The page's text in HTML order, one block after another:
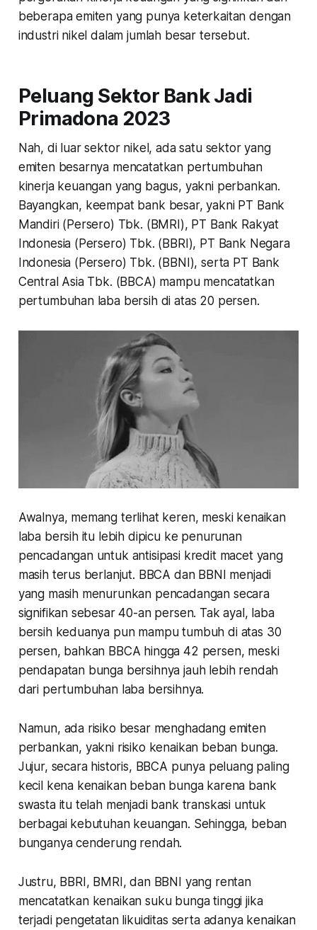
beberapa emiten yang punya keterkaitan dengan
industri nikel dalam jumlah besar tersebut.
Peluang Sektor Bank Jadi
Primadona 2023
Nah, di luar sektor nikel, ada satu sektor yang
emiten besarnya mencatatkan pertumbuhan
kinerja keuangan yang bagus, yakni perbankan.
Bayangkan, keempat bank besar, yakni PT Bank
Mandiri (Persero) Tbk. (BMRI), PT Bank Rakyat
Indonesia (Persero) Tbk. (BBRI), PT Bank Negara
Indonesia (Persero) Tbk. (BBNI), serta PT Bank
Central Asia Tbk. (BBCA) mampu mencatatkan
pertumbuhan laba bersih di atas 20 persen.
Awalnya, memang terlihat keren, meski kenaikan
laba bersih itu lebih dipicu ke penurunan
pencadangan untuk antisipasi kredit macet yang
masih terus berlanjut. BBCA dan BBNI menjadi
yang masih menurunkan pencadangan secara
signifikan sebesar 40-an persen. Tak ayal, laba
bersih keduanya pun mampu tumbuh di atas 30
persen, bahkan BBCA hingga 42 persen, meski
pendapatan bunga bersihnya jauh lebih rendah
dari pertumbuhan laba bersihnya.
Namun, ada risiko besar menghadang emiten
perbankan, yakni risiko kenaikan beban bunga.
Jujur, secara historis, BBCA punya peluang paling
kecil kena kenaikan beban bunga karena bank
swasta itu telah menjadi bank transkasi untuk
berbagai kebutuhan keuangan. Sehingga, beban
bunganya cenderung rendah.
Justru, BBRI, BMRI, dan BBNI yang rentan
mencatatkan kenaikan suku bunga tinggi jika
terjadi pengetatan likuiditas serta adanya kenaikan